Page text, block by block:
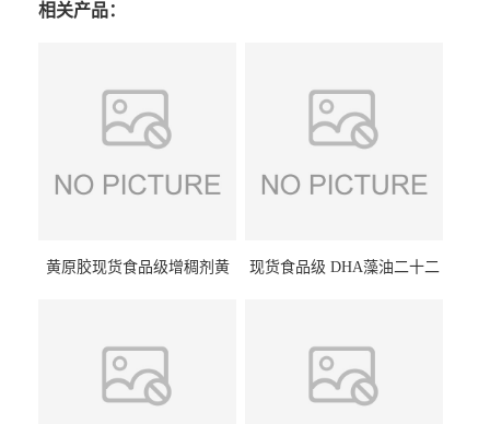
相关产品：
黄原胶现货食品级增稠剂黄
现货食品级 DHA藻油二十二